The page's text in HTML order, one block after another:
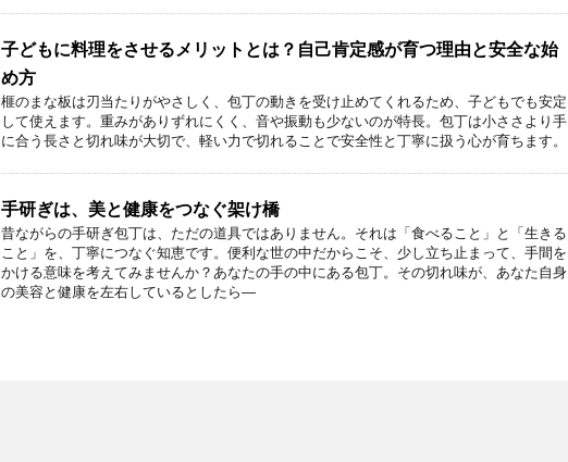
子どもに料理をさせるメリットとは？自己肯定感が育つ理由と安全な始
め方
榧のまな板は刃当たりがやさしく、包丁の動きを受け止めてくれるため、子どもでも安定
して使えます。重みがありずれにくく、音や振動も少ないのが特長。包丁は小ささより手
に合う長さと切れ味が大切で、軽い力で切れることで安全性と丁寧に扱う心が育ちます。
手研ぎは、美と健康をつなぐ架け橋
昔ながらの手研ぎ包丁は、ただの道具ではありません。それは「食べること」と「生きる
こと」を、丁寧につなぐ知恵です。便利な世の中だからこそ、少し立ち止まって、手間を
かける意味を考えてみませんか？あなたの手の中にある包丁。その切れ味が、あなた自身
の美容と健康を左右しているとしたら―